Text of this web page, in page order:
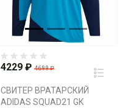
4229 ₽ 4699 ₽
СВИТЕР ВРАТАРСКИЙ
ADIDAS SQUAD21 GK